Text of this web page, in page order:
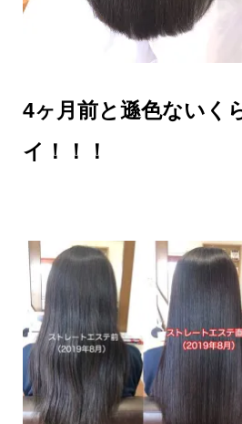
4ヶ月前と遜色ないく
イ！！！